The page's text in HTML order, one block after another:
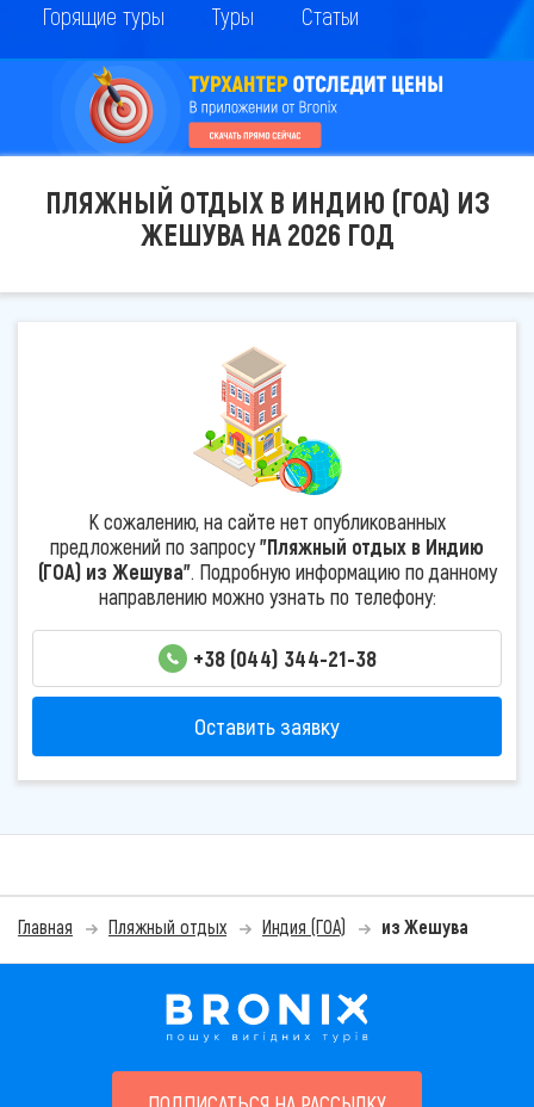
Горящие туры Туры Статьи
ПЛЯЖНЫЙ ОТДЫХ В ИНДИЮ (ГОА) ИЗ
ЖЕШУВА НА 2026 ГОД
К сожалению, на сайте нет опубликованных
предложений по запросу"Пляжный отдых в Индию
(ГОА) из Жешува". Подробную информацию по данному
направлению можно узнать по телефону:
+38 (044) 344-21-38
Оставить заявку
Главная Пляжный отдых Индия (ГОА) из Жешува